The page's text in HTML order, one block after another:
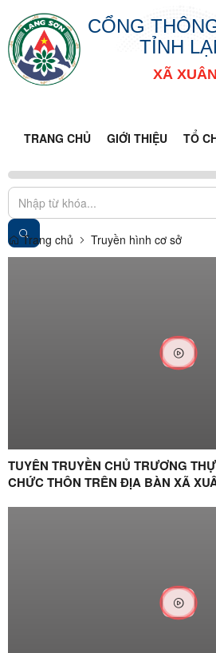
CỔNG
TỈNH
XÃ
TRANG CHỦ GIỚI THIỆU TỔ
Trang chủ Truyền hình cơ sở
TUYÊN TRUYỀN CHỦ TRƯƠNG
CHỨC THÔN TRÊN ĐỊA BÀN XÃ